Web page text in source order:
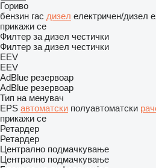
Гориво
бензин гас дизел електричен/дизел
прикажи се
Филтер за дизел честички
Филтер за дизел честички
EEV
EEV
AdBlue резервоар
AdBlue резервоар
Тип на менувач
EPS автоматски полуавтоматски
прикажи се
Ретардер
Ретардер
Централно подмачкување
Централно подмачкување